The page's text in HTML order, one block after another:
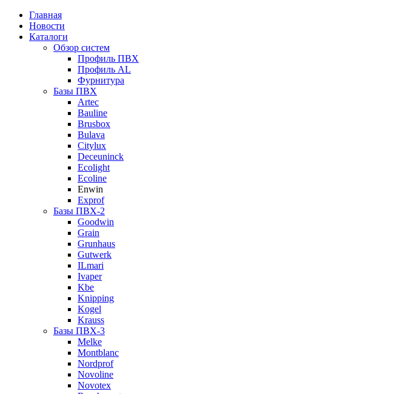
Главная
Новости
Каталоги
Обзор систем
Профиль ПВХ
Профиль AL
Фурнитура
Базы ПВХ
Artec
Bauline
Brusbox
Bulava
Citylux
Deceuninck
Ecolight
Ecoline
Enwin
Exprof
Базы ПВХ-2
Goodwin
Grain
Grunhaus
Gutwerk
ILmari
Ivaper
Kbe
Knipping
Kogel
Krauss
Базы ПВХ-3
Melke
Montblanc
Nordprof
Novoline
Novotex